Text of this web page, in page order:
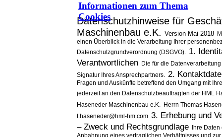
Datenschutzhinweise für
Maschinenbau e.K. Version Mai 2018
einen Überblick in die Verarbeitung Ihrer
Datenschutzgrundverordnung (DSGVO). 1.
Verantwortlichen Die für die
Signatur Ihres Ansprechpartners. 2.
Fragen und Auskünfte betreffend den Umgang mit
jederzeit an den Datenschutzbeauftragten der HML
Haseneder Maschinenbau e.K. Herrn Thomas
t.haseneder@hml-hm.com 3. Erhebung und
– Zweck und Rechtsgrundlage
Ihre
Anbahnung eines vertraglichen Verhältnisses und zur
Informationen zum Thema
Cookies